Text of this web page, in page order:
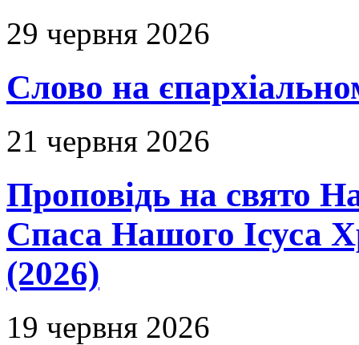
29 червня 2026
Слово на
21 червня 2026
Проповідь на свято
Спаса Нашого Ісуса
(2026)
19 червня 2026